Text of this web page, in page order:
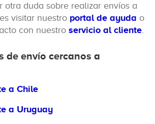
otra duda sobre realizar envíos a
visitar nuestro portal de ayuda o
con nuestro servicio al cliente.
de envío cercanos a
a Chile
a Uruguay